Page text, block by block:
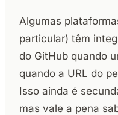
Algumas
particular) têm
do GitHub quando
quando a URL do
Isso ainda é
mas vale a pena